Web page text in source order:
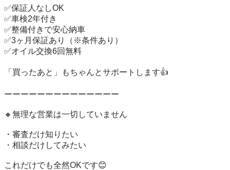
✅️保証人なしOK
✅️車検2年付き
✅️整備付きで安心納車
✅️3ヶ月保証あり（※条件あり）
✅️オイル交換6回無料
「買ったあと」もちゃんとサポートします👍
ーーーーーーーーーーーーーー
🔸無理な営業は一切していません
・審査だけ知りたい
・相談だけしてみたい
これだけでも全然OKです😊